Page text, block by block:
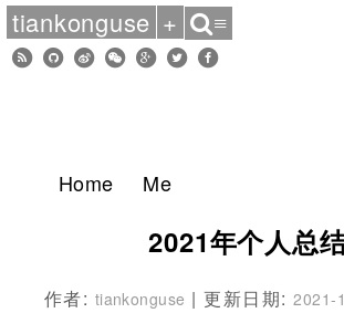
Home Me
2021年个人总
作者: tiankonguse | 更新日期:2021-
tiankonguse + ≡